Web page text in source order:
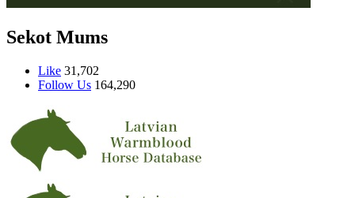
Sekot Mums
Like 31,702
Follow Us 164,290